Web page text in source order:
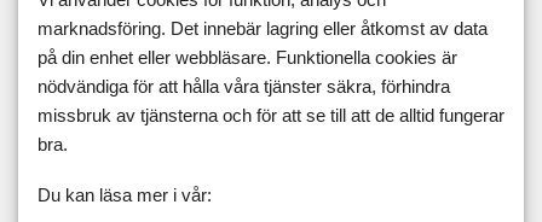
lax
lcd LCHF lchp lchq leangains less
lfd
likör
lillfinger livet livskvalité livspussel
löpband
löpning
lopp löpskytte lösningar lucia
lugn
marknadsföring. Det innebär lagring eller åtkomst av data
på din enhet eller webbläsare. Funktionella cookies är
nödvändiga för att hålla våra tjänster säkra, förhindra
missbruk av tjänsterna och för att se till att de alltid fungerar
bra.
Du kan läsa mer i vår: